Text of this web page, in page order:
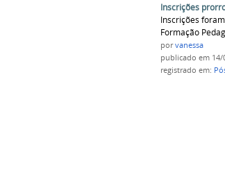
Inscrições
Inscrições
Formação
porvanessa
publicado em 14/
registrado em: